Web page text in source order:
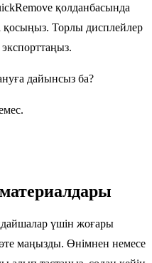
қолданбасында
қосыңыз. Торлы дисплейлер
дайынсыз ба?
үшін жоғары
маңызды. Өнімнен немесе